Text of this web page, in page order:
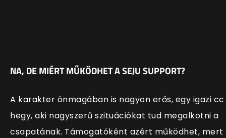
NA, DE MIÉRT MŰKÖDHET A SEJU SUPPORT?
A karakter önmagában is nagyon erős, egy igazi cc
hegy, aki nagyszerű szituációkat tud megalkotni a
csapatának. Támogatóként azért működhet, mert